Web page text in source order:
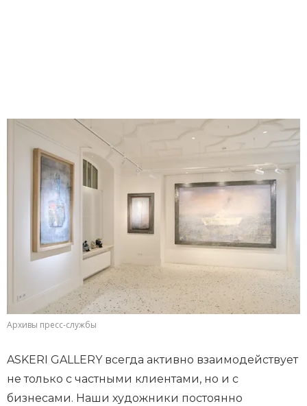
Архивы пресс-службы
ASKERI GALLERY всегда активно взаимодействует
не только с частными клиентами, но и с
бизнесами. Наши художники постоянно